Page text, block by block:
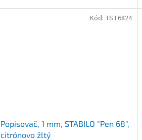
Popisovač, 1 mm, STABILO "Pen 68",
citrónovo žltý
Kód: TST6824